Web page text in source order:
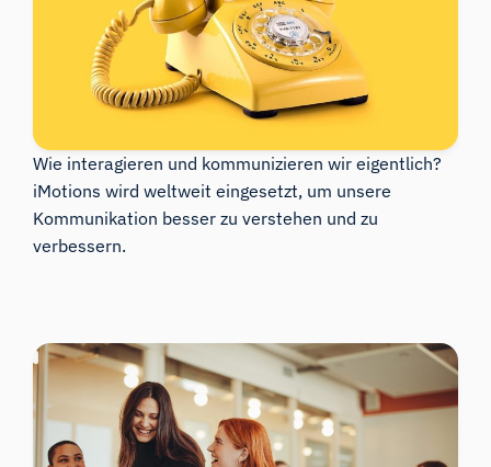
Wie interagieren und kommunizieren wir eigentlich?
iMotions wird weltweit eingesetzt, um unsere
Kommunikation besser zu verstehen und zu
verbessern.